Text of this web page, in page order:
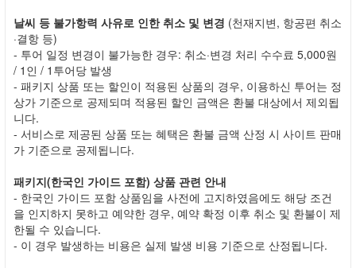
날씨 등 불가항력 사유로 인한 취소 및 변경 (천재지변, 항공편 취소
·결항 등)
- 투어 일정 변경이 불가능한 경우: 취소·변경 처리 수수료 5,000원
/ 1인 / 1투어당 발생
- 패키지 상품 또는 할인이 적용된 상품의 경우, 이용하신 투어는 정
상가 기준으로 공제되며 적용된 할인 금액은 환불 대상에서 제외됩
니다.
- 서비스로 제공된 상품 또는 혜택은 환불 금액 산정 시 사이트 판매
가 기준으로 공제됩니다.
패키지(한국인 가이드 포함) 상품 관련 안내
- 한국인 가이드 포함 상품임을 사전에 고지하였음에도 해당 조건
을 인지하지 못하고 예약한 경우, 예약 확정 이후 취소 및 환불이 제
한될 수 있습니다.
- 이 경우 발생하는 비용은 실제 발생 비용 기준으로 산정됩니다.